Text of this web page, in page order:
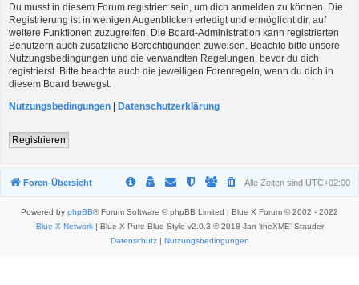
Du musst in diesem Forum registriert sein, um dich anmelden zu können. Die
Registrierung ist in wenigen Augenblicken erledigt und ermöglicht dir, auf
weitere Funktionen zuzugreifen. Die Board-Administration kann registrierten
Benutzern auch zusätzliche Berechtigungen zuweisen. Beachte bitte unsere
Nutzungsbedingungen und die verwandten Regelungen, bevor du dich
registrierst. Bitte beachte auch die jeweiligen Forenregeln, wenn du dich in
diesem Board bewegst.
Nutzungsbedingungen | Datenschutzerklärung
Registrieren
Foren-Übersicht Alle Zeiten sind UTC+02:00
Powered by phpBB® Forum Software © phpBB Limited | Blue X Forum © 2002 - 2022
Blue X Network| Blue X Pure Blue Style v2.0.3 © 2018 Jan 'theXME' Stauder
Datenschutz| Nutzungsbedingungen